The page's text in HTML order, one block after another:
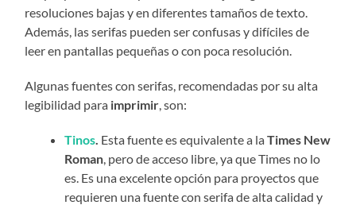
resoluciones bajas y en diferentes tamaños de texto.
Además, las serifas pueden ser confusas y difíciles de
leer en pantallas pequeñas o con poca resolución.
Algunas fuentes con serifas, recomendadas por su alta
legibilidad para imprimir, son:
Tinos. Esta fuente es equivalente a laTimes New
Roman, pero de acceso libre, ya que Times no lo
es. Es una excelente opción para proyectos que
requieren una fuente con serifa de alta calidad y